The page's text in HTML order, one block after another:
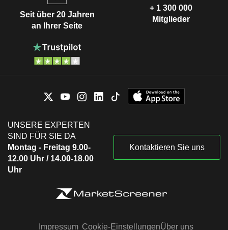
Seit über 20 Jahren
an Ihrer Seite
+ 1 300 000
Mitglieder
UNSERE EXPERTEN
SIND FÜR SIE DA
Montag - Freitag 9.00-
12.00 Uhr / 14.00-18.00
Uhr
Kontaktieren Sie uns
Impressum Cookie-EinstellungenÜber uns